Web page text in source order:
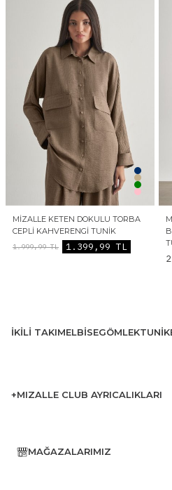
MIZALLE KETEN DOKULU TORBA
CEPLI KAHVERENGI TUNIK
1.999,99TL 1.399,99 TL
İKILI TAKIMELBISEGÖMLEKTUNIK
+MIZALLE CLUB AYRICALIKLARI
MAĞAZALARIMIZ